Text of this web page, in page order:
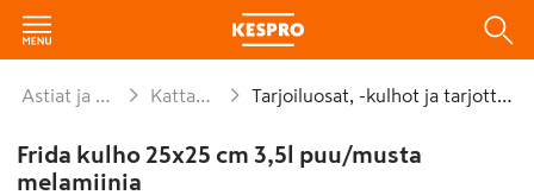
Astiat ja kattaus Kattaminen Tarjoiluosat, -kulhot ja tarjottimet
Frida kulho 25x25 cm 3,5l puu/musta
melamiinia